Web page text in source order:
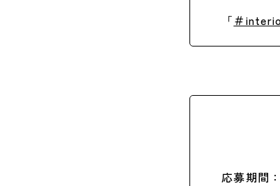
「＃
応募期間